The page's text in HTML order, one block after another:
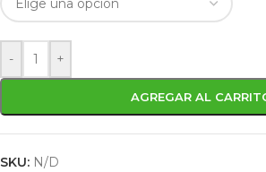
- +
AGREGAR AL
SKU: N/D